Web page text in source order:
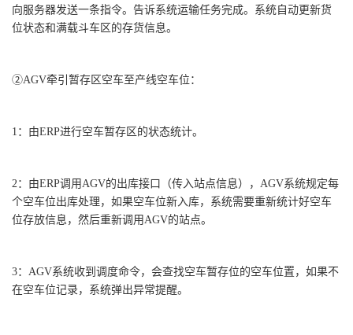
向服务器发送一条指令。告诉系统运输任务完成。系统自动更新货
位状态和满载斗车区的存货信息。
②AGV牵引暂存区空车至产线空车位：
1：由ERP进行空车暂存区的状态统计。
2：由ERP调用AGV的出库接口（传入站点信息），AGV系统规定每
个空车位出库处理，如果空车位新入库，系统需要重新统计好空车
位存放信息，然后重新调用AGV的站点。
3：AGV系统收到调度命令，会查找空车暂存位的空车位置，如果不
在空车位记录，系统弹出异常提醒。